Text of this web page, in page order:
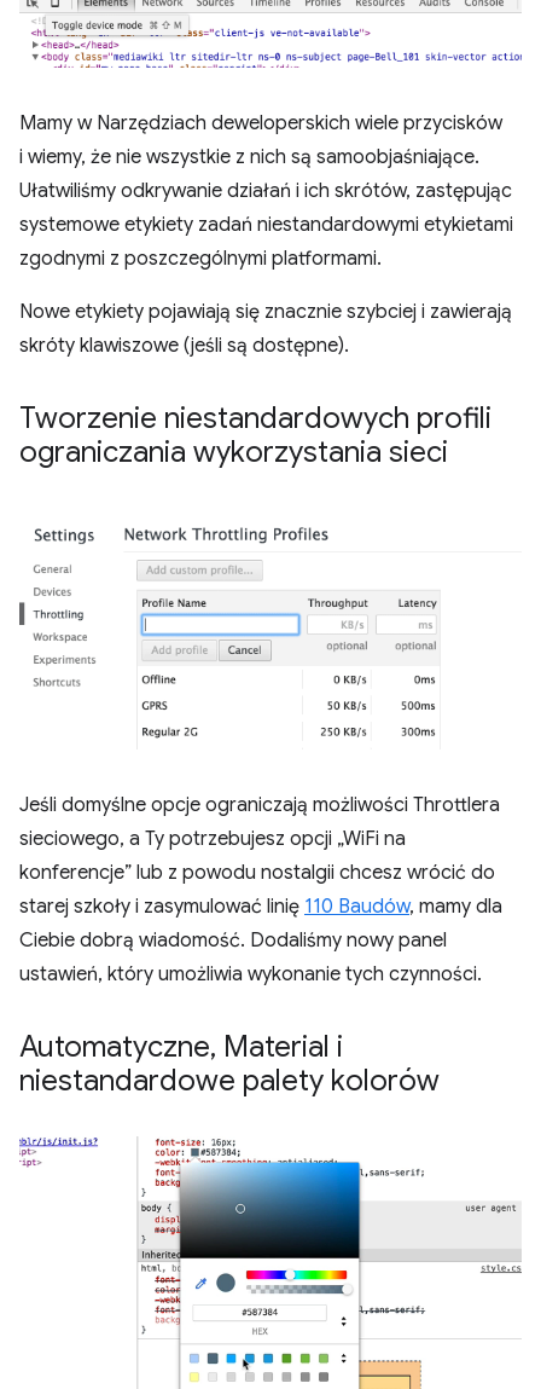
Mamy w Narzędziach deweloperskich wiele przycisków
i wiemy, że nie wszystkie z nich są samoobjaśniające.
Ułatwiliśmy odkrywanie działań i ich skrótów, zastępując
systemowe etykiety zadań niestandardowymi etykietami
zgodnymi z poszczególnymi platformami.
Nowe etykiety pojawiają się znacznie szybciej i zawierają
skróty klawiszowe (jeśli są dostępne).
Tworzenie niestandardowych profili
ograniczania wykorzystania sieci
Jeśli domyślne opcje ograniczają możliwości Throttlera
sieciowego, a Ty potrzebujesz opcji „WiFi na
konferencje” lub z powodu nostalgii chcesz wrócić do
starej szkoły i zasymulować linię 110 Baudów, mamy dla
Ciebie dobrą wiadomość. Dodaliśmy nowy panel
ustawień, który umożliwia wykonanie tych czynności.
Automatyczne, Material i
niestandardowe palety kolorów